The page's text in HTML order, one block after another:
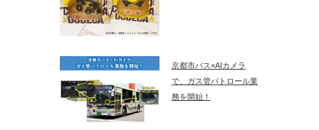
京都市バス×AIカメラ
で、ガス管パトロール業
務を開始！